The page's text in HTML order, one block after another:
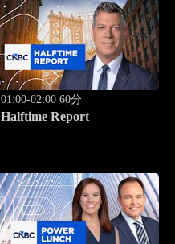
01:00-02:00 60分
Halftime Report